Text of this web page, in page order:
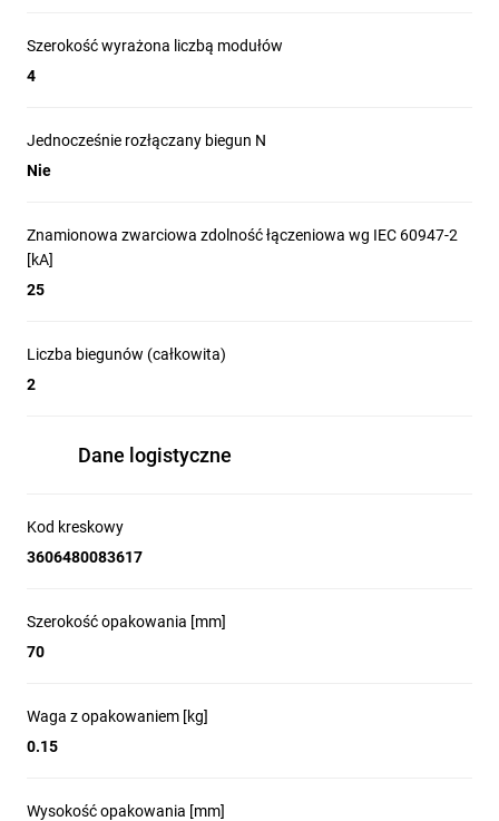
Szerokość wyrażona liczbą modułów
4
Jednocześnie rozłączany biegun N
Nie
Znamionowa zwarciowa zdolność łączeniowa wg IEC 60947-2
[kA]
25
Liczba biegunów (całkowita)
2
Dane logistyczne
Kod kreskowy
3606480083617
Szerokość opakowania [mm]
70
Waga z opakowaniem [kg]
0.15
Wysokość opakowania [mm]